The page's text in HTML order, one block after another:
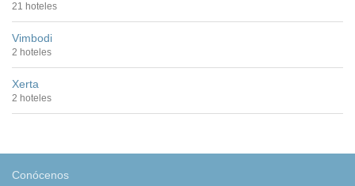
21 hoteles
Vimbodi
2 hoteles
Xerta
2 hoteles
Conócenos